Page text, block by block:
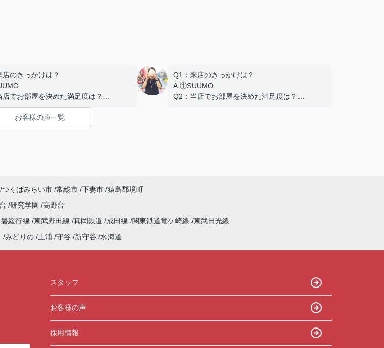
店のきっかけは？
店でお部屋を決めた満足度は？
も良い
件の決め手となったポイントは？
数 G.その他（場所）
Q1：来店のきっかけは？
A.①SUUMO
Q2：当店でお部屋を決めた満足度は？
お客様の声一覧
つくばみらい市 常総市 下妻市 猿島郡境町
研究学園
高野台
緩行線 東武野田線 真岡鉄道 成田線 関東鉄道竜ケ崎線 東武日光線
みどりの 土浦 守谷 新守谷 水海道
スタッフ
お客様の声
採用情報